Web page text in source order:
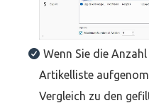
Wenn Sie die
Artikelliste
Vergleich zu den